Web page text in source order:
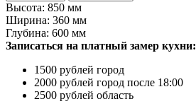
Высота: 850 мм
Ширина: 360 мм
Глубина: 600 мм
Записаться на платный замер кухни:
1500 рублей город
2000 рублей город после 18:00
2500 рублей область